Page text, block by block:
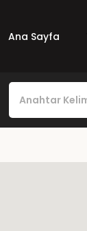
Ana Sayfa